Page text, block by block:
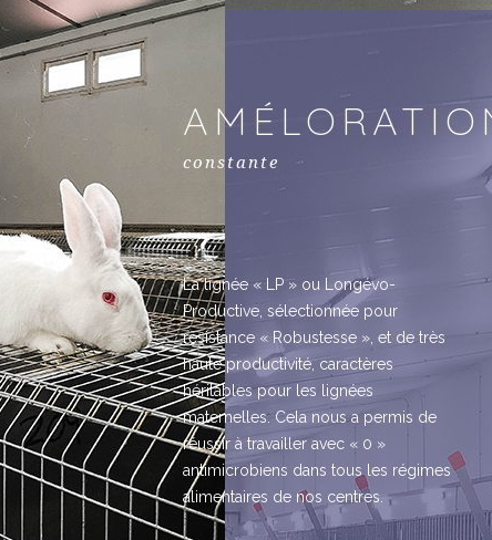
constante
La lignée « LP » ou Longévo-
Productive, sélectionnée pour
résistance « Robustesse », et de très
haute productivité, caractères
héritables pour les lignées
maternelles. Cela nous a permis de
réussir à travailler avec « 0 »
antimicrobiens dans tous les régimes
alimentaires de nos centres.